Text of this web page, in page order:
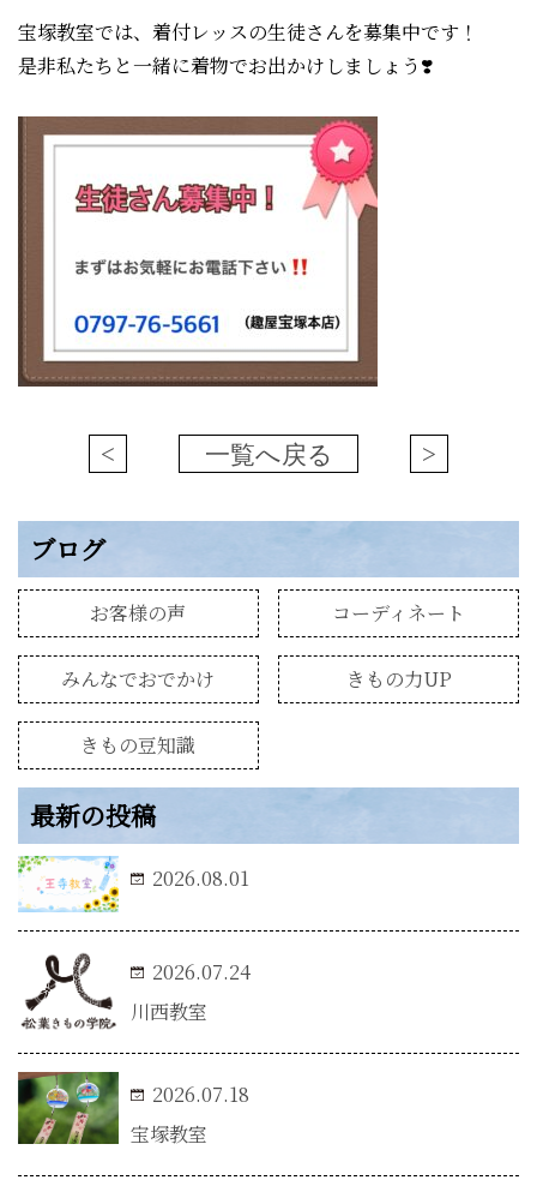
宝塚教室では、着付レッスの生徒さんを募集中です！
是非私たちと一緒に着物でお出かけしましょう❣️
< 一覧へ戻る >
ブログ
お客様の声 コーディネート
みんなでおでかけ きもの力UP
きもの豆知識
最新の投稿
2026.08.01
川西教室
2026.07.24
宝塚教室
2026.07.18